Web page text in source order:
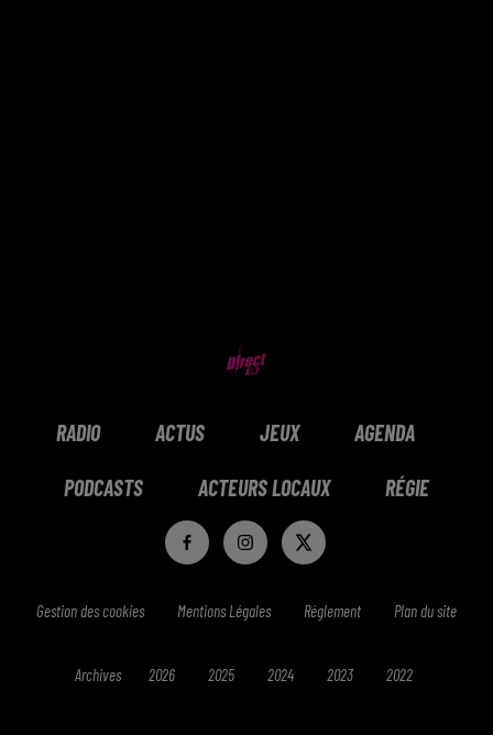
RADIO ACTUS JEUX AGENDA
PODCASTS ACTEURS LOCAUX RÉGIE
Gestion des cookies Mentions Légales Réglement Plan du site
Archives 2026 2025 2024 2023 2022